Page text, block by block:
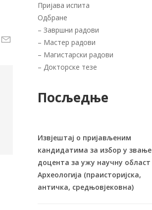
Пријава испита
Одбране
– Завршни радови
– Мастер радови
– Магистарски радови
– Докторске тезе
Посљедње
Извјештај о пријављеним
кандидатима за избор у звање
доцента за ужу научну област
Археологија (праисторијска,
античка, средњовјековна)